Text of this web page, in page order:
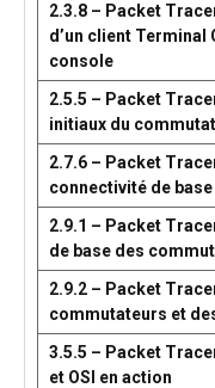
2.3.8 – Packet
d’un client Terminal
console
2.5.5 – Packet
initiaux du
2.7.6 – Packet
connectivité de base
2.9.1 – Packet
de base des
2.9.2 – Packet
commutateurs et
3.5.5 – Packet
et OSI en action